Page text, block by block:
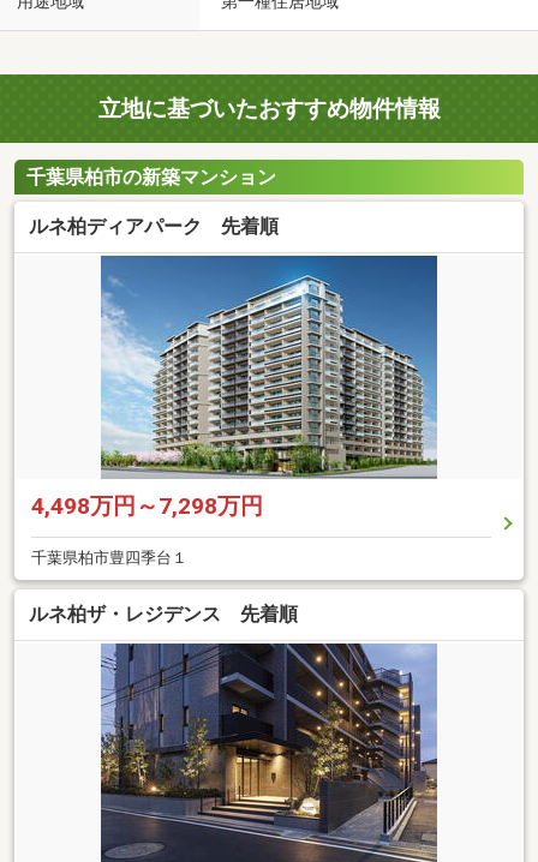
立地に基づいたおすすめ物件情報
千葉県柏市の新築マンション
ルネ柏ディアパーク 先着順
4,498万円～7,298万円
千葉県柏市豊四季台１
ルネ柏ザ・レジデンス 先着順